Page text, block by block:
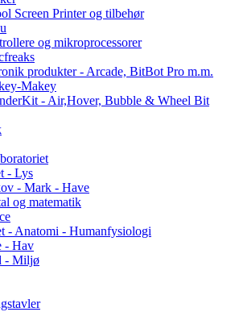
Screen Printer og tilbehør
og mikroprocessorer
produkter - Arcade, BitBot Pro m.m.
Makey
- Air,Hover, Bubble & Wheel Bit
- Lys
- Mark - Have
og matematik
- Anatomi - Humanfysiologi
- Hav
- Miljø